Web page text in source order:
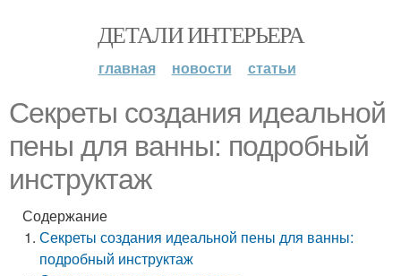
ДЕТАЛИ ИНТЕРЬЕРА
главная новости статьи
Секреты создания идеальной
пены для ванны: подробный
инструктаж
Содержание
Секреты создания идеальной пены для ванны:
подробный инструктаж